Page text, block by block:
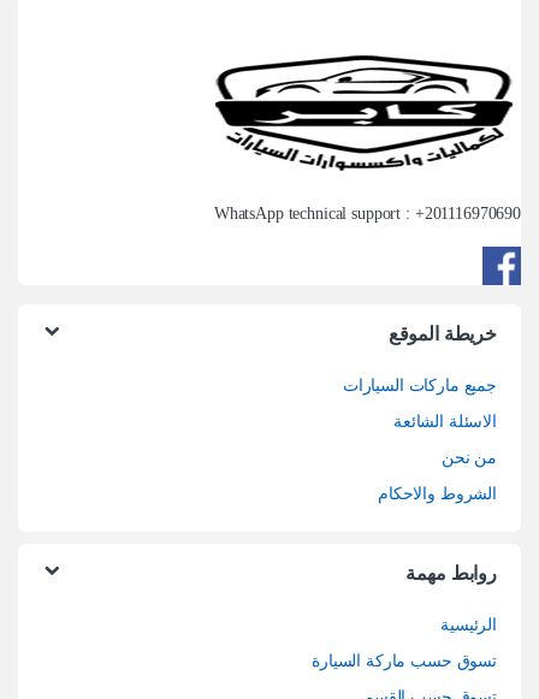
WhatsApp technical support : +201116970690
خريطة الموقع
جميع ماركات السيارات
الاسئلة الشائعة
من نحن
الشروط والاحكام
روابط مهمة
الرئيسية
تسوق حسب ماركة السيارة